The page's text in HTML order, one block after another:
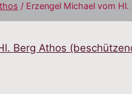
/ Erzengel Michael vom